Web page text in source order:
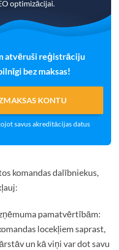
optimizācijai.
atvēruši reģistrāciju
bez maksas!
KONTU
savus akreditācijas datus
komandas dalībniekus,
pamatvērtībām:
locekļiem saprast,
un kā viņi var dot savu